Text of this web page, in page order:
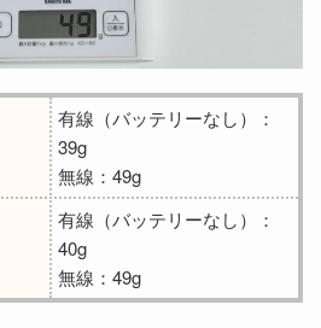
有線（バッテリーなし）：
39g
無線：49g
有線（バッテリーなし）：
40g
無線：49g